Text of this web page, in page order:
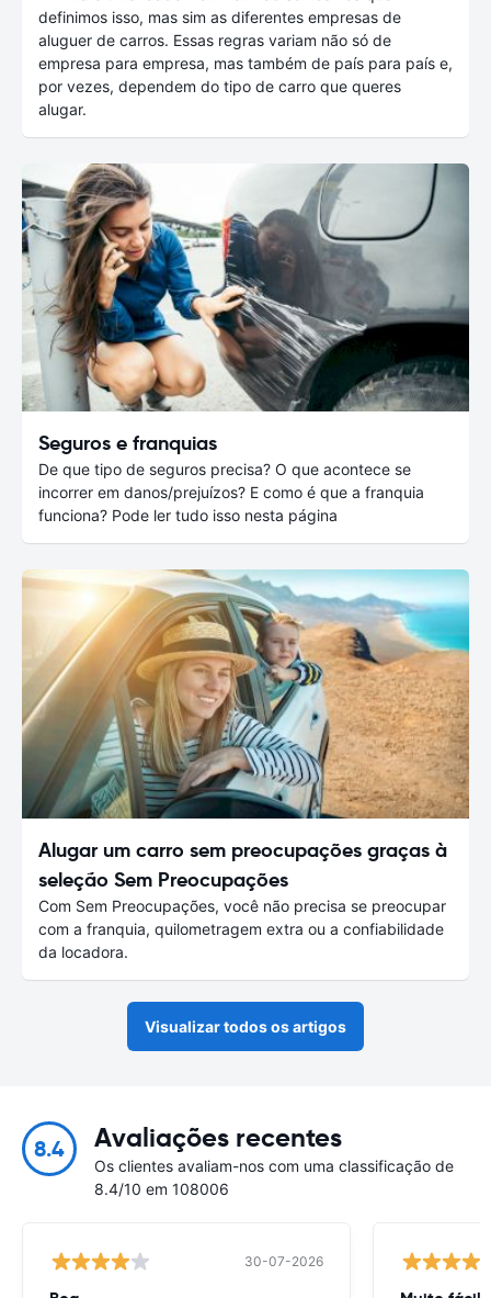
definimos isso, mas sim as diferentes empresas de
aluguer de carros. Essas regras variam não só de
empresa para empresa, mas também de país para país e,
por vezes, dependem do tipo de carro que queres
alugar.
Seguros e franquias
De que tipo de seguros precisa? O que acontece se
incorrer em danos/prejuízos? E como é que a franquia
funciona? Pode ler tudo isso nesta página
Alugar um carro sem preocupações graças à
seleção Sem Preocupações
Com Sem Preocupações, você não precisa se preocupar
com a franquia, quilometragem extra ou a confiabilidade
da locadora.
Visualizar todos os artigos
8.4 Avaliações recentes
Os clientes avaliam-nos com uma classificação de
8.4/10 em 108006
30-07-2026